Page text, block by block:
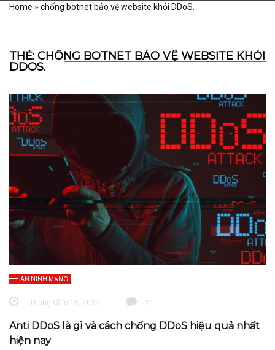
Home » chống botnet bảo vệ website khỏi DDoS.
THẺ: CHỐNG BOTNET BẢO VỆ WEBSITE KHỎI
DDOS.
AN NINH MẠNG
Tháng Chín 15, 2022 11
Anti DDoS là gì và cách chống DDoS hiệu quả nhất
hiện nay